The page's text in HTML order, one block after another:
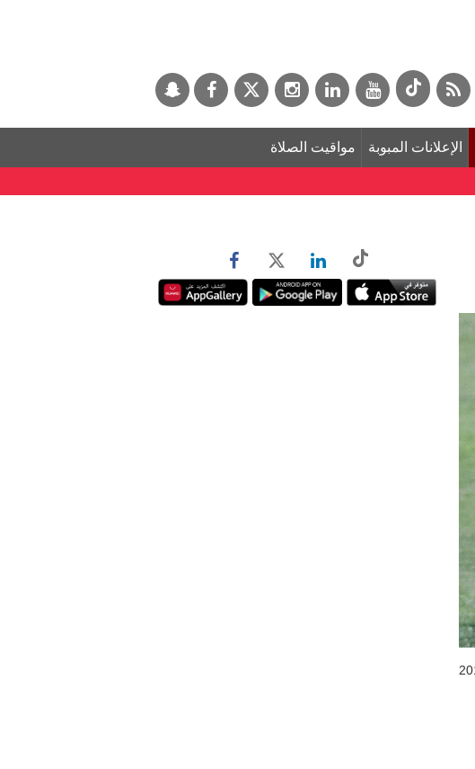
الإعلانات المبوبة مواقيت الصلاة